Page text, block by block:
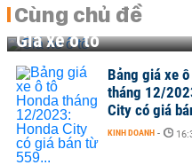
Cùng chủ đề
Giá xe ô tô
Bảng giá xe
tháng 12/
City có giá
KINH DOANH -